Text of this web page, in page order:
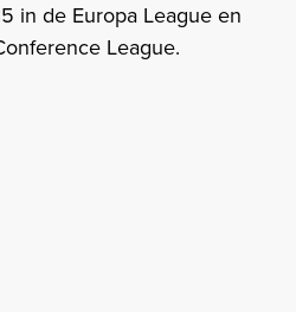
in de Europa League en
League.